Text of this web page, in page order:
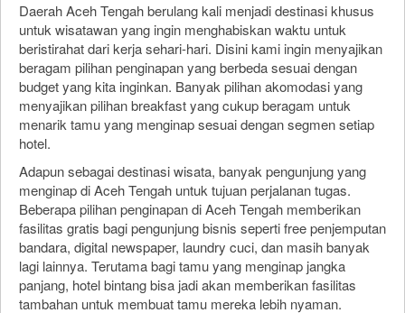
Daerah Aceh Tengah berulang kali menjadi destinasi khusus
untuk wisatawan yang ingin menghabiskan waktu untuk
beristirahat dari kerja sehari-hari. Disini kami ingin menyajikan
beragam pilihan penginapan yang berbeda sesuai dengan
budget yang kita inginkan. Banyak pilihan akomodasi yang
menyajikan pilihan breakfast yang cukup beragam untuk
menarik tamu yang menginap sesuai dengan segmen setiap
hotel.
Adapun sebagai destinasi wisata, banyak pengunjung yang
menginap di Aceh Tengah untuk tujuan perjalanan tugas.
Beberapa pilihan penginapan di Aceh Tengah memberikan
fasilitas gratis bagi pengunjung bisnis seperti free penjemputan
bandara, digital newspaper, laundry cuci, dan masih banyak
lagi lainnya. Terutama bagi tamu yang menginap jangka
panjang, hotel bintang bisa jadi akan memberikan fasilitas
tambahan untuk membuat tamu mereka lebih nyaman.